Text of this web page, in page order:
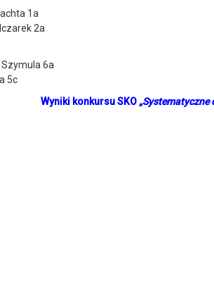
1a
2a
6a
5c
Wyniki konkursu SKO „Systematyczne